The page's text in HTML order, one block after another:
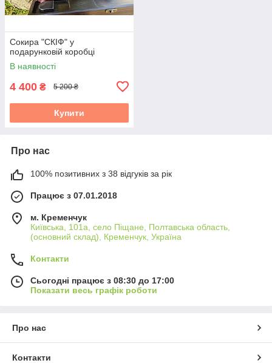
Сокира "СКІФ" у
подарунковій коробці
В наявності
4 400 ₴ 5 200 ₴
Купити
Про нас
100% позитивних з 38 відгуків за рік
Працює з 07.01.2018
м. Кременчук
Київська, 101а, село Піщане, Полтавська область,
(основний склад), Кременчук, Україна
Контакти
Сьогодні працює з 08:30 до 17:00
Показати весь графік роботи
Про нас
Контакти